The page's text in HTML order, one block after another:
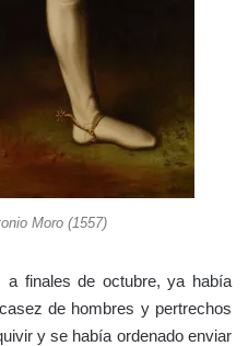
Moro (1557)
a finales de octubre, ya había
de hombres y pertrechos
y se había ordenado enviar